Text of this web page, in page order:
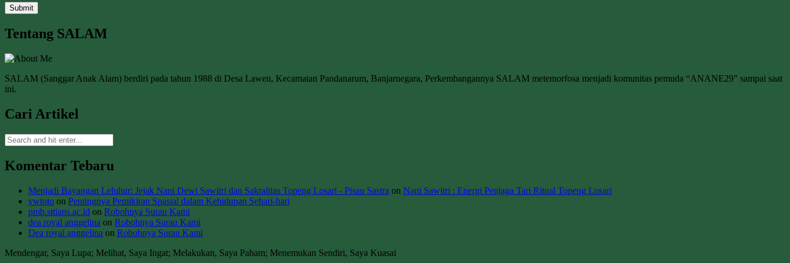
Tentang SALAM
SALAM (Sanggar Anak Alam) berdiri pada tahun 1988 di Desa Lawen, Kecamatan Pandanarum, Banjarnegara, Perkembangannya SALAM metemorfosa menjadi komunitas pemuda “ANANE29” sampai saat
ini.
Cari Artikel
Komentar Tebaru
Menjadi Bayangan Leluhur: Jejak Nani Dewi Sawitri dan Sakralitas Topeng Losari - Pisau Sastra on Nani Sawitri : Energi Penjaga Tari Ritual Topeng Losari
vwtoto on Pentingnya Pemikiran Spasial dalam Kehidupan Sehari-hari
pmb.sttians.ac.id on Robohnya Surau Kami
dea royal anggelina on Robohnya Surau Kami
Dea royal anggelina on Robohnya Surau Kami
Mendengar, Saya Lupa; Melihat, Saya Ingat; Melakukan, Saya Paham; Menemukan Sendiri, Saya Kuasai